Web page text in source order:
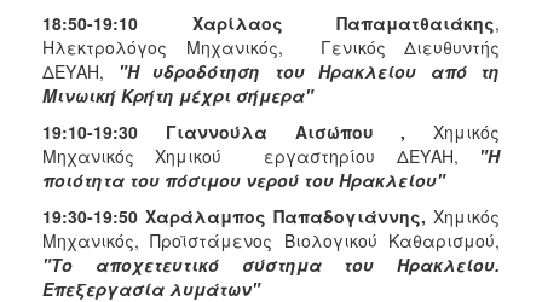
18:50-19:10 Χαρίλαος Παπαματθαιάκης,
Ηλεκτρολόγος Μηχανικός, Γενικός Διευθυντής
ΔΕΥΑΗ,
"Η υδροδότηση του Ηρακλείου από τη
Μινωική Κρήτη μέχρι σήμερα"
19:10-19:30 Γιαννούλα Αισώπου , Χημικός
Μηχανικός Χημικού εργαστηρίου ΔΕΥΑΗ,
"Η
ποιότητα του πόσιμου νερού του Ηρακλείου"
19:30-19:50 Χαράλαμπος Παπαδογιάννης, Χημικός
Μηχανικός, Προϊστάμενος Βιολογικού Καθαρισμού,
"Το αποχετευτικό σύστημα του Ηρακλείου.
Επεξεργασία λυμάτων"